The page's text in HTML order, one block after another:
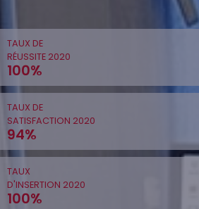
TAUX DE
RÉUSSITE 2020
100%
TAUX DE
SATISFACTION 2020
94%
TAUX
D'INSERTION 2020
100%